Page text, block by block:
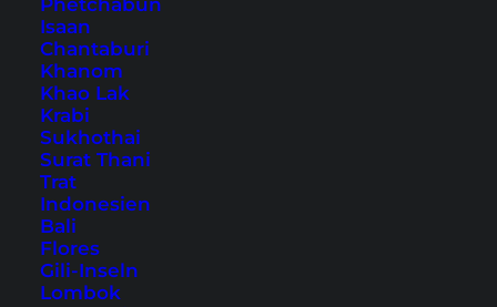
Phetchabun
Isaan
Chantaburi
Khanom
Khao Lak
Krabi
Sukhothai
Surat Thani
Trat
Indonesien
Bali
Flores
Gili-Inseln
Lombok